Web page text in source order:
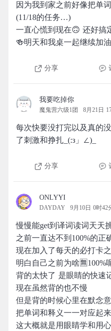
因为我到家之前好像把单
(11/18的任务…)
一直心慌到现在🙃 还好搞
🍻明天和我桌一起继续加油
分享
我要吃掉你
魔鬼营六级1团 8月21日
每次快要没打完以及真的
了刺激和挣扎_(:з」∠)_
分享
ONLYYI
DAYDAY 9月10日 0时42
慢慢能get到译词读词天天
之前一直达不到100%的正
现在加入了每天的必打卡
明白自己之前为啥🈚️100%
背的太快了 是眼睛的快速
现在虽然背的也不慢
但是背的时候心里在默念
把单词和释义一一对应起来
这大概就是用眼睛学和用